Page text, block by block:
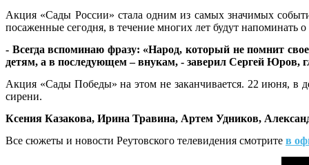
Акция «Сады России» стала одним из самых значимых
посаженные сегодня, в течение многих лет будут напоминать
- Всегда вспоминаю фразу: «Народ, который не помнит
детям, а в последующем – внукам, - заверил Сергей Юров,
Акция «Сады Победы» на этом не заканчивается. 22 июня, в
сирени.
Ксения Казакова, Ирина Травина, Артем Удников,
Все сюжеты и новости Реутовского телевидения смотрите в